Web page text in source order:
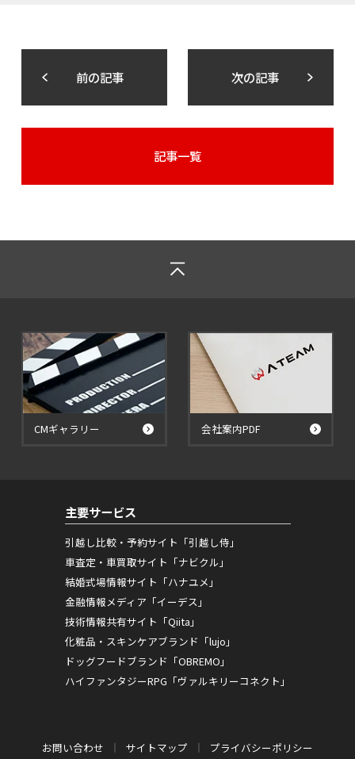
前の記事 次の記事
記事一覧
CMギャラリー 会社案内PDF
主要サービス
引越し比較・予約サイト「引越し侍」
車査定・車買取サイト「ナビクル」
結婚式場情報サイト「ハナユメ」
金融情報メディア「イーデス」
技術情報共有サイト「Qiita」
化粧品・スキンケアブランド「lujo」
ドッグフードブランド「OBREMO」
ハイファンタジーRPG「ヴァルキリーコネクト」
お問い合わせ サイトマップ プライバシーポリシー